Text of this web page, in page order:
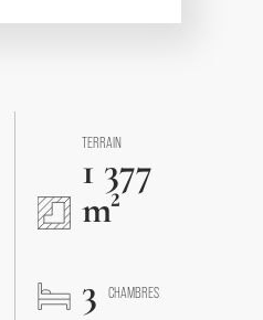
TERRAIN
1 377
m²
3 CHAMBRES